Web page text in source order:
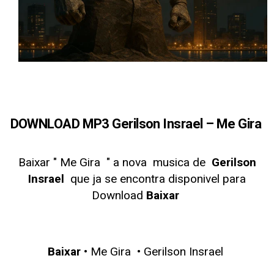
DOWNLOAD MP3 Gerilson Insrael – Me Gira
Baixar " Me Gira " a nova musica de Gerilson
Insrael que ja se encontra disponivel para
Download Baixar
Baixar • Me Gira • Gerilson Insrael